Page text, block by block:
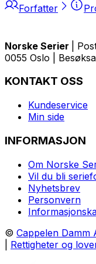
Forfatter
Norske Serier
|
0055 Oslo |
KONTAKT OSS
Kundeservice
Min side
INFORMASJON
Om Norske
Vil du bli
Nyhetsbrev
Personvern
© Cappelen Damm
Rettigheter og